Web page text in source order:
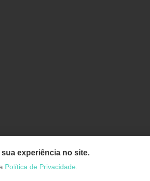
experiência no site.
Política de Privacidade.